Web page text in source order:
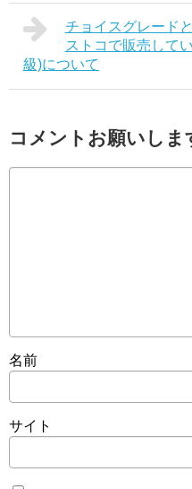
チョイスグレード
ストコで販売して
級)について
コメントお願いしま
名前
サイト